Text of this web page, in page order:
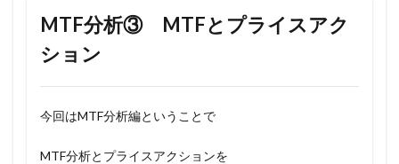
MTF分析③ MTFとプライスアク
ション
今回はMTF分析編ということで
MTF分析とプライスアクションを